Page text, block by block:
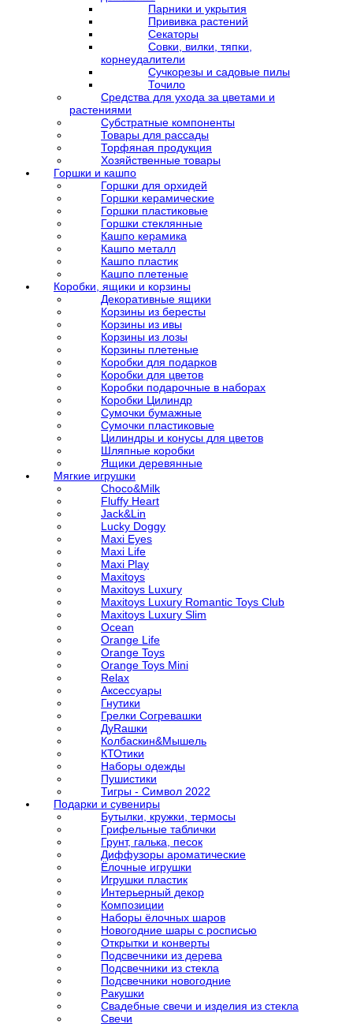
Парники и укрытия
Прививка растений
Секаторы
Совки, вилки, тяпки,
корнеудалители
Сучкорезы и садовые пилы
Точило
Средства для ухода за цветами и
растениями
Субстратные компоненты
Товары для рассады
Торфяная продукция
Хозяйственные товары
Горшки и кашпо
Горшки для орхидей
Горшки керамические
Горшки пластиковые
Горшки стеклянные
Кашпо керамика
Кашпо металл
Кашпо пластик
Кашпо плетеные
Коробки, ящики и корзины
Декоративные ящики
Корзины из бересты
Корзины из ивы
Корзины из лозы
Корзины плетеные
Коробки для подарков
Коробки для цветов
Коробки подарочные в наборах
Коробки Цилиндр
Сумочки бумажные
Сумочки пластиковые
Цилиндры и конусы для цветов
Шляпные коробки
Ящики деревянные
Мягкие игрушки
Choco&Milk
Fluffy Heart
Jack&Lin
Lucky Doggy
Maxi Eyes
Maxi Life
Maxi Play
Maxitoys
Maxitoys Luxury
Maxitoys Luxury Romantic Toys Club
Maxitoys Luxury Slim
Ocean
Orange Life
Orange Toys
Orange Toys Mini
Relax
Аксессуары
Гнутики
Грелки Согревашки
ДуRашки
Колбаскин&Мышель
КТОтики
Наборы одежды
Пушистики
Тигры - Символ 2022
Подарки и сувениры
Бутылки, кружки, термосы
Грифельные таблички
Грунт, галька, песок
Диффузоры ароматические
Ёлочные игрушки
Игрушки пластик
Интерьерный декор
Композиции
Наборы ёлочных шаров
Новогодние шары с росписью
Открытки и конверты
Подсвечники из дерева
Подсвечники из стекла
Подсвечники новогодние
Ракушки
Свадебные свечи и изделия из стекла
Свечи